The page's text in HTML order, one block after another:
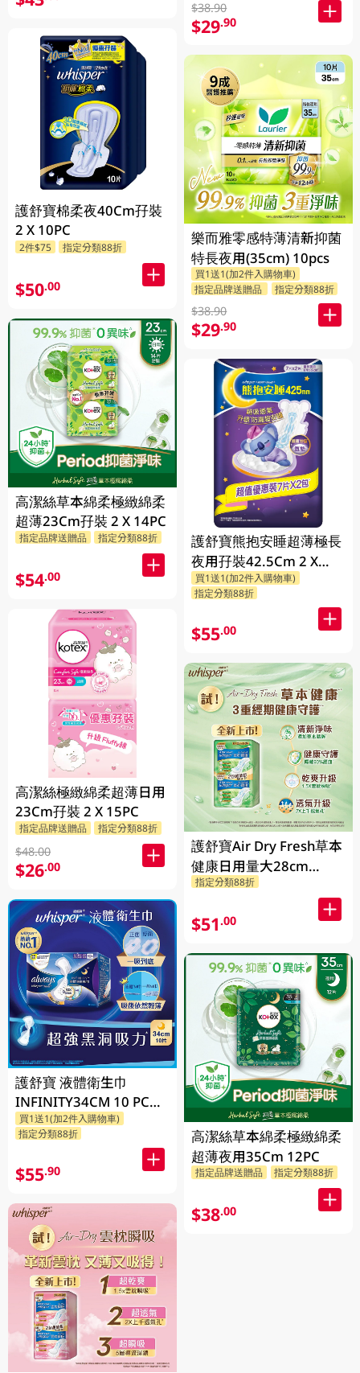
護舒寶棉柔夜40Cm孖裝
2 X 10PC
2件$75 指定分類88折
$50.00
高潔絲草本綿柔極緻綿柔
超薄23Cm孖裝 2 X 14PC
指定品牌送贈品 指定分類88折
$54.00
高潔絲極緻綿柔超薄日用
23Cm孖裝 2 X 15PC
指定品牌送贈品 指定分類88折
$48.00
$26.00
護舒寶 液體衛生巾
INFINITY34CM 10 PC
(包裝隨機發放)
買1送1(加2件入購物車)
指定分類88折
$55.90
$38.90
$29.90
樂而雅零感特薄清新抑菌
特長夜用(35cm) 10pcs
買1送1(加2件入購物車)
指定品牌送贈品
指定分類88折
$38.90
$29.90
護舒寶熊抱安睡超薄極長
夜用孖裝42.5Cm 2 X
7PC
買1送1(加2件入購物車)
指定分類88折
$55.00
護舒寶Air Dry Fresh草本
健康日用量大28cm
20PCS
指定分類88折
$51.00
高潔絲草本綿柔極緻綿柔
超薄夜用35Cm 12PC
指定品牌送贈品 指定分類88折
$38.00